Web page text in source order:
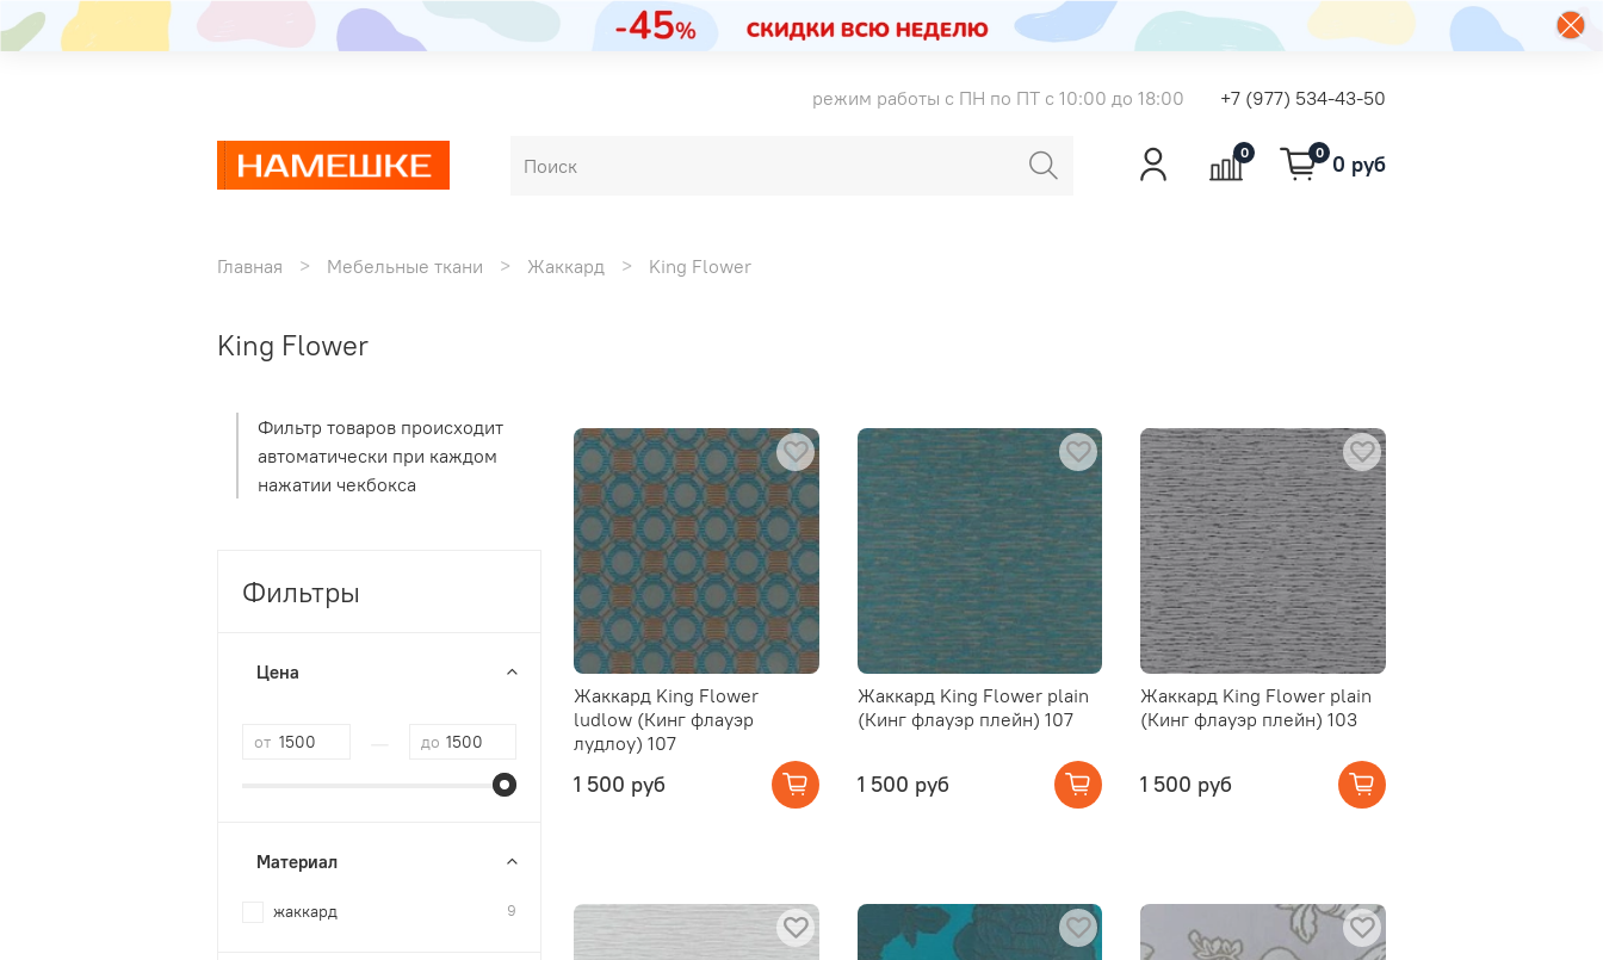
режим работы с ПН по ПТ с 10:00 до 18:00 +7 (977) 534-43-50
0 0 0 руб
Главная Мебельные ткани Жаккард King Flower
King Flower
Жаккард King Flower
ludlow (Кинг флауэр
лудлоу) 107
1 500 руб
Жаккард King Flower plain
(Кинг флауэр плейн) 107
1 500 руб
Жаккард King Flower plain
(Кинг флауэр плейн) 103
1 500 руб
Фильтр товаров происходит
автоматически при каждом
нажатии чекбокса
Фильтры
Цена
от до
Материал
жаккард 9